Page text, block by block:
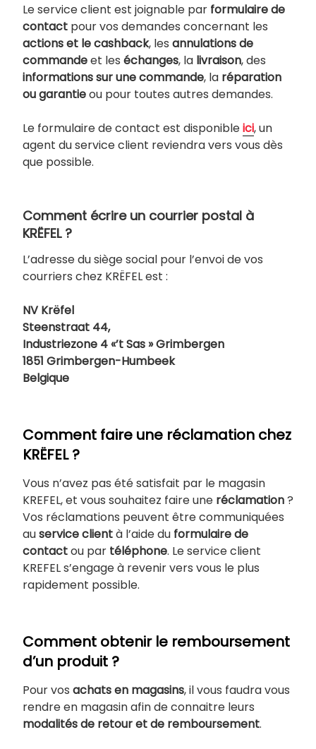
Le service client est joignable par formulaire de
contact pour vos demandes concernant les
actions et le cashback, les annulations de
commandeet les échanges, la livraison, des
informations sur une commande, la réparation
ou garantieou pour toutes autres demandes.
Le formulaire de contact est disponibleici, un
agent du service client reviendra vers vous dès
que possible.
Comment écrire un courrier postal à
KRËFEL ?
L’adresse du siège social pour l’envoi de vos
courriers chez KRËFEL est :
NV Krëfel
Steenstraat 44,
Industriezone 4 «’t Sas » Grimbergen
1851 Grimbergen-Humbeek
Belgique
Comment faire une réclamation chez
KRËFEL ?
Vous n’avez pas été satisfait par le magasin
KREFEL, et vous souhaitez faire une réclamation?
Vos réclamations peuvent être communiquées
auservice clientà l’aide du formulaire de
contactou par téléphone. Le service client
KREFEL s’engage à revenir vers vous le plus
rapidement possible.
Comment obtenir le remboursement
d’un produit ?
Pour vos achats en magasins, il vous faudra vous
rendre en magasin afin de connaitre leurs
modalités de retour et de remboursement.